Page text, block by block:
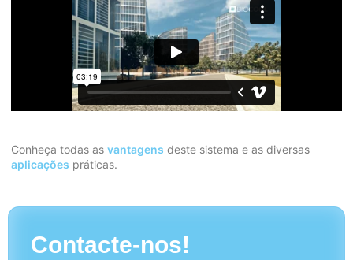
Conheça todas as vantagens deste sistema e as diversas
aplicações práticas.
Contacte-nos!